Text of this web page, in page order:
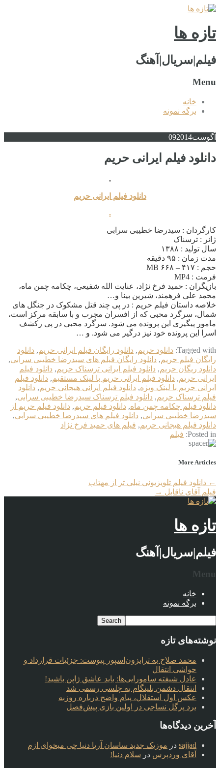
تازه ها
فیلم|سریال|آهنگ
Menu
خانه
برگه نمونه
آگوست 092014
دانلود فیلم ایرانی حریم
.
دانلود فیلم ایرانی حریم
.
کارگردان : سیدرضا خطیبی سرابی
ژانر : ترسناک
سال تولید : ۱۳۸۸
مدت زمان : ۹۵ دقیقه
حجم : ۴۱۷ – ۶۶۸ MB
فرمت : MP4
بازیگران : حمید فرخ نژاد، عنایت الله شفیعی، چکامه چمن ماه،
محمد علی فرهمند، شیرین بینا و…
خلاصه داستان فیلم حریم : در پی چند قتل مشکوک در جنگل های
شمال، سرگرد محبی که از افسران مجرب و با سابقه مرکز است،
مامور پیگیری این پرونده می شود. سرگرد محبی در پی رکشف
اسرا این پرونده خود نیز درگیر می شود. و …
Tagged with: دانلود حریم, دانلود رایگان فیلم ایرانی حریم, دانلود
رایگان فیلم حریم, دانلود رایگان فیلم های سیدرضا خطیبی سرابی,
دانلود ریگان حریم, دانلود فیلم ایرانی ترسناک حریم, دانلود فیلم
ایرانی حریم, دانلود فیلم ایرانی حریم با لینک مستقیم, دانلود فیلم
ایرانی حریم با لینک ویژه, دانلود فیلم ایرانی هیجانی حریم, دانلود
فیلم ترسناک حریم, دانلود فیلم ترسناک سیدرضا خطیبی سرابی,
دانلود فیلم چکامه چمن ماه, دانلود فیلم حریم, دانلود فیلم حریم از
سیدرضا خطیبی سرابی, دانلود فیلم های سیدرضا خطیبی سرابی,
دانلود فیلم هیجانی حریم, فیلم های حمید فرخ نژاد
Posted in: فیلم
More Articles
← دانلود فیلم تلویزیونی نیلی تر از مهتاب
فیلم آقای ناقابل →
تازه ها
فیلم|سریال|آهنگ
Menu
خانه
برگه نمونه
نوشته‌های تازه
محمد صلاح به ترابزون‌اسپور پیوست: جزئیات قرارداد و
حواشی انتقال
عادل شیفته سامورایی‌ها: باید عاشق ژاپن باشید!
انتقال دشمن بلینگام به چلسی رسمی شد
عکس اول استقلال، پیام واضح درباره روزبه
برد پرگل نساجی در اولین بازی پیش‌فصل
آخرین دیدگاه‌ها
sajjad در موزیک جدید ساسان آریا دنیا چی میخوای ازم
آقای وردپرس در سلام دنیا!